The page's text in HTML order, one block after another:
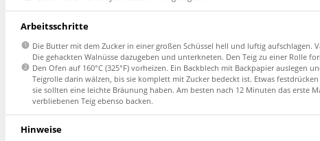
Arbeitsschritte
Die Butter mit dem Zucker in einer großen Schüssel hell und luftig
Die gehackten Walnüsse dazugeben und unterkneten. Den Teig zu einer Rolle
Den Ofen auf 160°C (325°F) vorheizen. Ein Backblech mit Backpapier
Teigrolle darin wälzen, bis sie komplett mit Zucker bedeckt ist. Etwas
sie sollten eine leichte Bräunung haben. Am besten nach 12 Minuten das erste
verbliebenen Teig ebenso backen.
Hinweise